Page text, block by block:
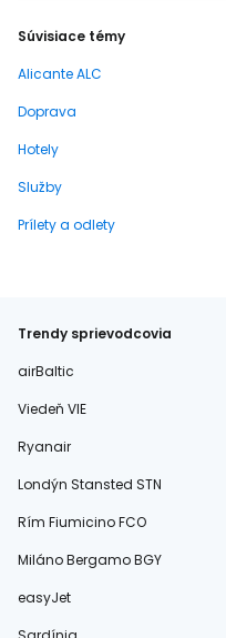
Súvisiace témy
Alicante ALC
Doprava
Hotely
Služby
Prílety a odlety
Trendy sprievodcovia
airBaltic
Viedeň VIE
Ryanair
Londýn Stansted STN
Rím Fiumicino FCO
Miláno Bergamo BGY
easyJet